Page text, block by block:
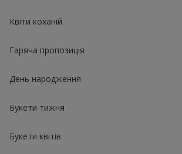
Квіти коханій
Гаряча пропозиція
День народження
Букети тижня
Букети квітів